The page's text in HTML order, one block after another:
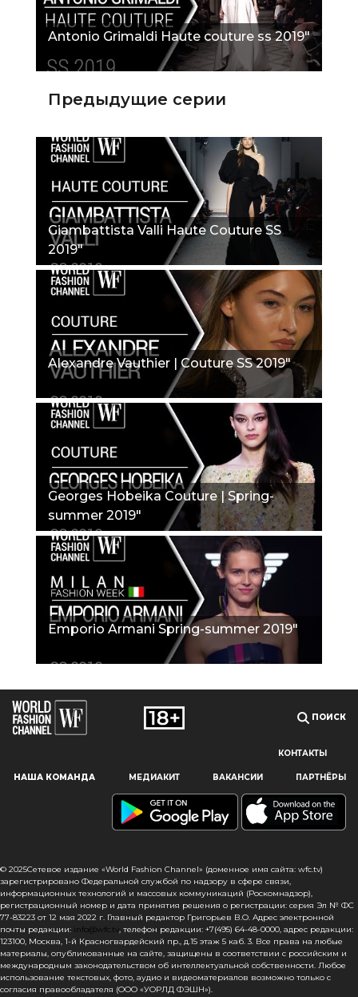
Наш сайт использует файлы cookie и похожие технологии,
пользователям, предоставляя персонализированную
информацию, запоминая предпочтения в области
сайта, вы подтверждаете свое согласие на использование
файлов cookie в соответствии с настоящим уведомлением
в отношении данного типа файлов. Если вы не согласны
с тем, чтобы мы использовали данный тип файлов,
то вы должны соответствующим образом установить
настройки вашего браузера или не использовать сайт wfc.tv
Antonio Grimaldi Haute couture ss 2019"
Предыдущие серии
Giambattista Valli Haute Couture SS
2019"
Alexandre Vauthier | Couture SS 2019"
Georges Hobeika Couture | Spring-
summer 2019"
Emporio Armani Spring-summer 2019"
ПОИСК
КОНТАКТЫ
НАША КОМАНДА МЕДИАКИТ ВАКАНСИИ ПАРТНЁРЫ
© 2025Сетевое издание «World Fashion Channel» (доменное имя сайта: wfc.tv)
зарегистрировано Федеральной службой по надзору в сфере связи,
информационных технологий и массовых коммуникаций (Роскомнадзор),
регистрационный номер и дата принятия решения о регистрации: серия Эл № ФС
77-83223 от 12 мая 2022 г. Главный редактор Григорьев В.О. Адрес электронной
почты редакции: info@wfc.tv, телефон редакции: +7(495) 64-48-0000, адрес редакции:
123100, Москва, 1-й Красногвардейский пр., д.15 этаж 5 каб. 3. Все права на любые
материалы, опубликованные на сайте, защищены в соответствии с российским и
международным законодательством об интеллектуальной собственности. Любое
использование текстовых, фото, аудио и видеоматериалов возможно только с
согласия правообладателя (ООО «УОРЛД ФЭШН»).